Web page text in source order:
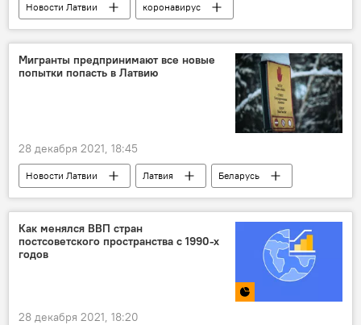
Новости Латвии коронавирус
Мигранты предпринимают все новые
попытки попасть в Латвию
28 декабря 2021, 18:45
Новости Латвии Латвия
Беларусь
граница
Государственная пограничная охрана
Как менялся ВВП стран
постсоветского пространства с 1990-х
годов
28 декабря 2021, 18:20